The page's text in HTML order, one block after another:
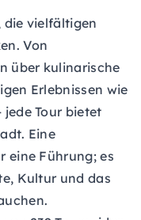
die vielfältigen
Von
über kulinarische
Erlebnissen wie
Tour bietet
Eine
eine Führung; es
Kultur und das